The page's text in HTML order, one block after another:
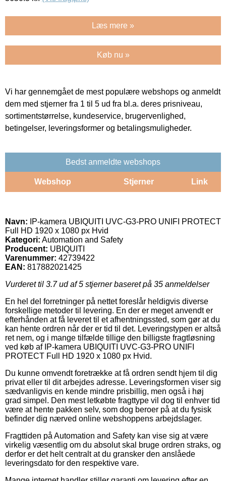
Læs mere »
Køb nu »
Vi har gennemgået de mest populære webshops og anmeldt
dem med stjerner fra 1 til 5 ud fra bl.a. deres prisniveau,
sortimentstørrelse, kundeservice, brugervenlighed,
betingelser, leveringsformer og betalingsmuligheder.
Bedst anmeldte webshops
Webshop Stjerner Link
Navn: IP-kamera UBIQUITI UVC-G3-PRO UNIFI PROTECT
Full HD 1920 x 1080 px Hvid
Kategori: Automation and Safety
Producent: UBIQUITI
Varenummer: 42739422
EAN: 817882021425
Vurderet til 3.7ud af 5 stjerner baseret på 35 anmeldelser
En hel del forretninger på nettet foreslår heldigvis diverse
forskellige metoder til levering. En der er meget anvendt er
efterhånden at få leveret til et afhentningssted, som gør at du
kan hente ordren når der er tid til det. Leveringstypen er altså
ret nem, og i mange tilfælde tillige den billigste fragtløsning
ved køb af IP-kamera UBIQUITI UVC-G3-PRO UNIFI
PROTECT Full HD 1920 x 1080 px Hvid.
Du kunne omvendt foretrække at få ordren sendt hjem til dig
privat eller til dit arbejdes adresse. Leveringsformen viser sig
sædvanligvis en kende mindre prisbillig, men også i høj
grad simpel. Den mest letkøbte fragttype vil dog til enhver tid
være at hente pakken selv, som dog beroer på at du fysisk
befinder dig nærved online webshoppens arbejdslager.
Fragttiden på Automation and Safety kan vise sig at være
virkelig væsentlig om du absolut skal bruge ordren straks, og
derfor er det helt centralt at du gransker den anslåede
leveringsdato for den respektive vare.